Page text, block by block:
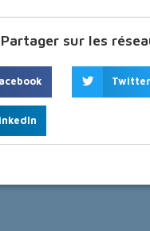
Partager sur les
Twitter